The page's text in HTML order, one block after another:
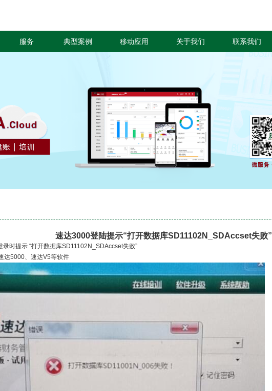
服务 典型案例 移动应用 关于我们 联系我们
速达3000登陆提示“打开数据库SD11102N_SDAccset失败”
时提示 “打开数据库SD11102N_SDAccset失败”
达5000、速达V5等软件